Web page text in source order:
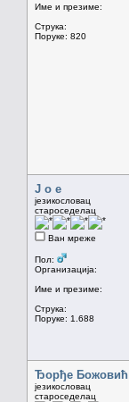
Име и презиме:
Струка:
Поруке: 820
J o e
језикословац
староседелац
Ван мреже
Пол:
Организација:
Име и презиме:
Струка:
Поруке: 1.688
Ђорђе Божовић
језикословац
староседелац